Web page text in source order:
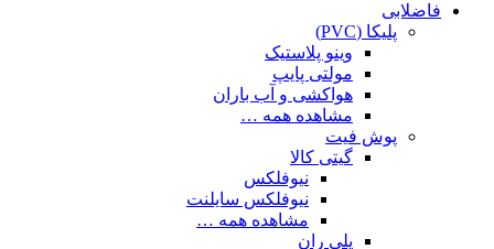
فاضلابی
پلیکا (PVC)
وینو پلاستیک
مولتی پایپ
هواکشی و آب باران
مشاهده همه …
پوش فیت
گیتی کالا
نیوفلکس
نیوفلکس سایلنت
مشاهده همه …
پلی ران